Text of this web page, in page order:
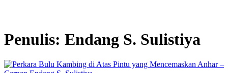
Penulis: Endang S. Sulistiya